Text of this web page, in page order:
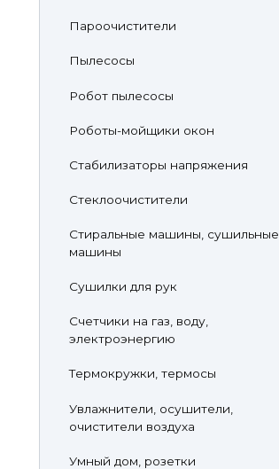
Пароочистители
Пылесосы
Робот пылесосы
Роботы-мойщики окон
Стабилизаторы напряжения
Стеклоочистители
Стиральные машины, сушильные
машины
Сушилки для рук
Счетчики на газ, воду,
электроэнергию
Термокружки, термосы
Увлажнители, осушители,
очистители воздуха
Умный дом, розетки